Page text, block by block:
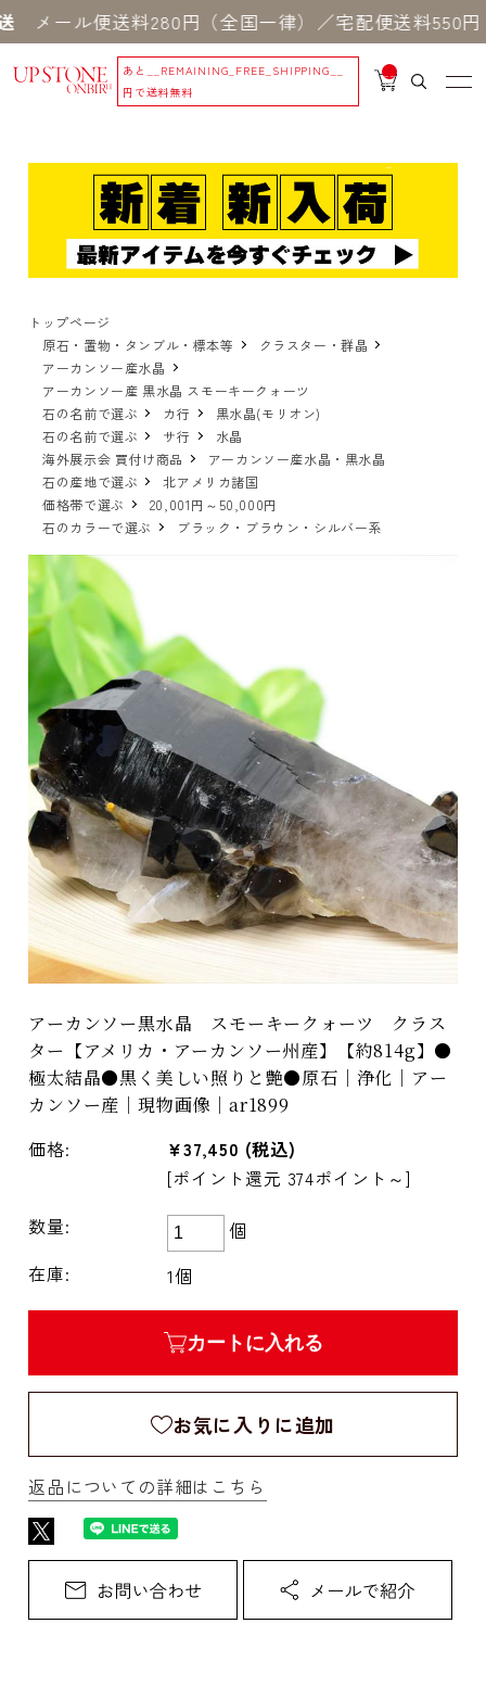
送料280円（全国一律）／宅配便送料550円 ※一
あと
__REMAINING_FREE_SHIPPING__
円で送料無料
__
IT
_
トップページ
原石・置物・タンブル・標本等
クラスター・群晶
アーカンソー産水晶
アーカンソー産 黒水晶 スモーキークォーツ
石の名前で選ぶ
カ行
黒水晶(モリオン)
石の名前で選ぶ
サ行
水晶
海外展示会 買付け商品
アーカンソー産水晶・黒水晶
石の産地で選ぶ
北アメリカ諸国
価格帯で選ぶ
20,001円～50,000円
石のカラーで選ぶ
ブラック・ブラウン・シルバー系
アーカンソー黒水晶 スモーキークォーツ クラス
ター【アメリカ・アーカンソー州産】【約814g】●
極太結晶●黒く美しい照りと艶●原石｜浄化｜アー
カンソー産｜現物画像｜ar1899
価格: ¥37,450 (税込)
[ポイント還元 374ポイント～]
数量:
個
在庫:
1個
カートに入れる
お気に入りに追加
返品についての詳細はこちら